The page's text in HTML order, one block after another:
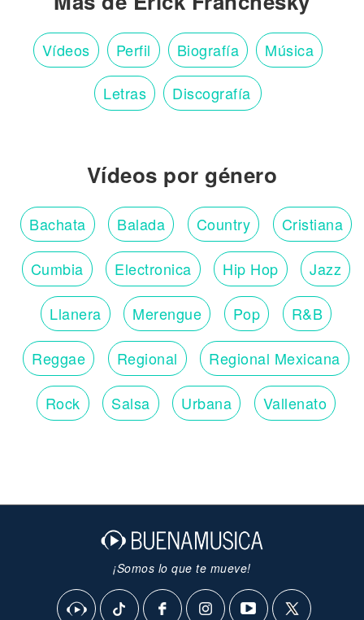
Vídeos Perfil Biografía Música
Letras Discografía
Vídeos por género
Bachata Balada Country Cristiana
Cumbia Electronica Hip Hop Jazz
Llanera Merengue Pop R&B
Reggae Regional Regional Mexicana
Rock Salsa Urbana Vallenato
¡Somos lo que te mueve!